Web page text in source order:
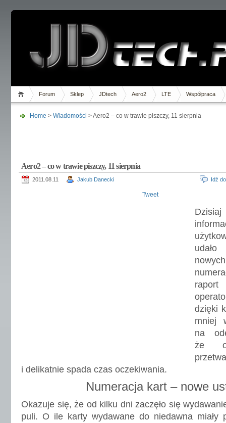
Forum Sklep JDtech Aero2 LTE Współpraca
Home > Wiadomości > Aero2 – co w trawie piszczy, 11 sierpnia
Aero2 – co w trawie piszczy, 11 sierpnia
2011.08.11 Jakub Danecki Idź
Tweet
raport
dzięki
mniej
na
że
i delikatnie spada czas oczekiwania.
Numeracja kart – nowe
Okazuje się, że od kilku dni zaczęło się
puli. O ile karty wydawane do niedawna miały